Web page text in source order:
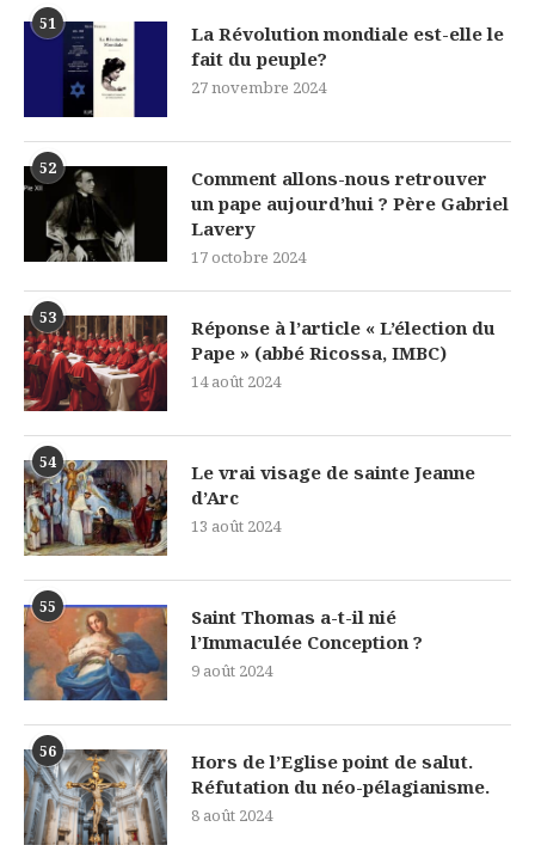
51
La Révolution mondiale est-elle le
fait du peuple?
27 novembre 2024
52
Comment allons-nous retrouver
un pape aujourd’hui ? Père Gabriel
Lavery
17 octobre 2024
53
Réponse à l’article « L’élection du
Pape » (abbé Ricossa, IMBC)
14 août 2024
54
Le vrai visage de sainte Jeanne
d’Arc
13 août 2024
55
Saint Thomas a-t-il nié
l’Immaculée Conception ?
9 août 2024
56
Hors de l’Eglise point de salut.
Réfutation du néo-pélagianisme.
8 août 2024